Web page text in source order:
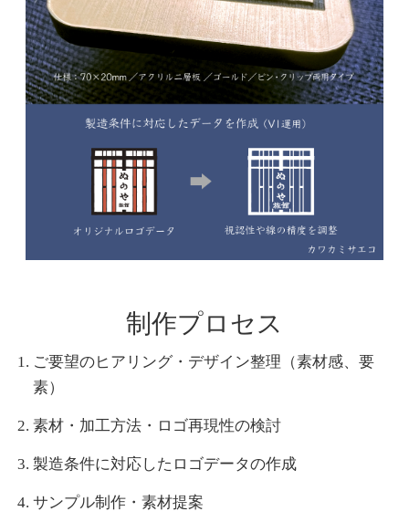
制作プロセス
ご要望のヒアリング・デザイン整理（素材感、要
素）
素材・加工方法・ロゴ再現性の検討
製造条件に対応したロゴデータの作成
サンプル制作・素材提案